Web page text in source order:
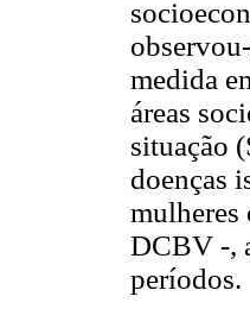
medida
áreas
situação
doenças
mulheres
DCBV -,
períodos.